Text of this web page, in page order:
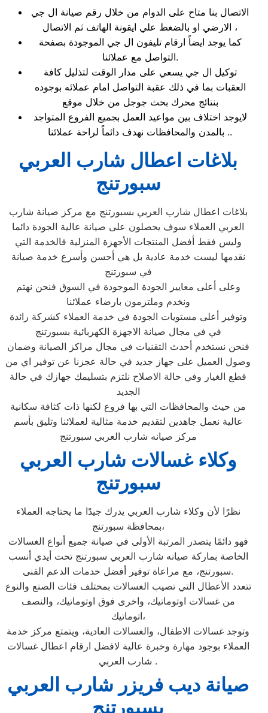
الاتصال بنا متاح على الدوام من خلال رقم صيانة ال جي
الارضي او بالضغط علي ايقونة الهاتف ثم الاتصال ،
كما يوجد ايضاً ارقام تليفون ال جي الموجودة بصفحة
التواصل مع عملائنا.
توكيل ال جي يسعي على مدار الوقت لتذليل كافة
العقبات بما في ذلك عقبة التواصل امام عملائه بوجوده
بنتائج محرك بحث جوجل من خلال موقع
لايوجد اختلاف بين مواعيد العمل بجميع الفروع المتواجد
بالمدن والمحافظات نهدف دائماً لراحة عملائنا ..
بلاغات اعطال شارب العربي
سبورتنج
بلاغات اعطال شارب العربي بسبورتنج مع مركز صيانة شارب
العربي العملاء سوف يحصلون على صيانة عالية الجودة دائما
وليس فقط أفضل المنتجات الأجهزة المنزلية فالخدمة التي
نقدمها ليست خدمة عادية بل هي أحسن وأسرع خدمة صيانة
في سبورتنج
وعلى أعلى معايير الجودة الموجودة في السوق فنحن نهتم
ونخدم وملتزمون بارضاء عملائنا
وتوفير أعلى مستويات الجودة في خدمة العملاء كشركة رائدة
في في مجال صيانة الاجهزة الكهربائية بسبورتنج
فنحن نستخدم أحدث التقنيات في مجال مراكز الصيانة وضمان
وصول العميل على جهاز جديد في حالة عجزنا عن توفير اي من
قطع الغيار وفي حالة الاصلاح نلتزم بتسليمك جهازك في حالة
الجديد
من حيث والمحافظات التي بها فروع لكنها ذات كثافة سكانية
عالية نعمل جاهدين لتقديم خدمة مثالية لعملائنا وتليق بأسم
مركز صيانه شارب العربي سبورتنج
وكلاء غسالات شارب العربي
سبورتنج
نظرًا لأن وكلاء شارب العربي يدرك جيدًا ما يحتاجه العملاء
بمحافظة سبورتنج،
فهو دائمًا يتصدر المرتبة الأولى في صيانة جميع أنواع الغسالات
الخاصة بماركة صيانه شارب العربي سبورتنج تحت أيدي أنسب
سبورتنج، مع مراعاة توفير أفضل خدمات الدعم الفنى.
تتعدد الأعطال التي تصيب الغسالات بمختلف فئات الصنع والنوع
من غسالات اوتوماتيك، واخرى فوق اوتوماتيك، والنصف
اتوماتيك،
وتوجد غسالات الاطفال، والغسالات العادية، ويتمتع مركز خدمة
العملاء بوجود مهارة وخبرة عالية لافضل ارقام اعطال غسالات
شارب العربي .
صيانة ديب فريزر شارب العربي
بسبورتنج